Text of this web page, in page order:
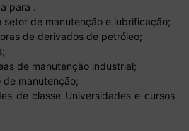
para :
setor de manutenção e lubrificação;
de derivados de petróleo;
de manutenção industrial;
manutenção;
de classe Universidades e cursos